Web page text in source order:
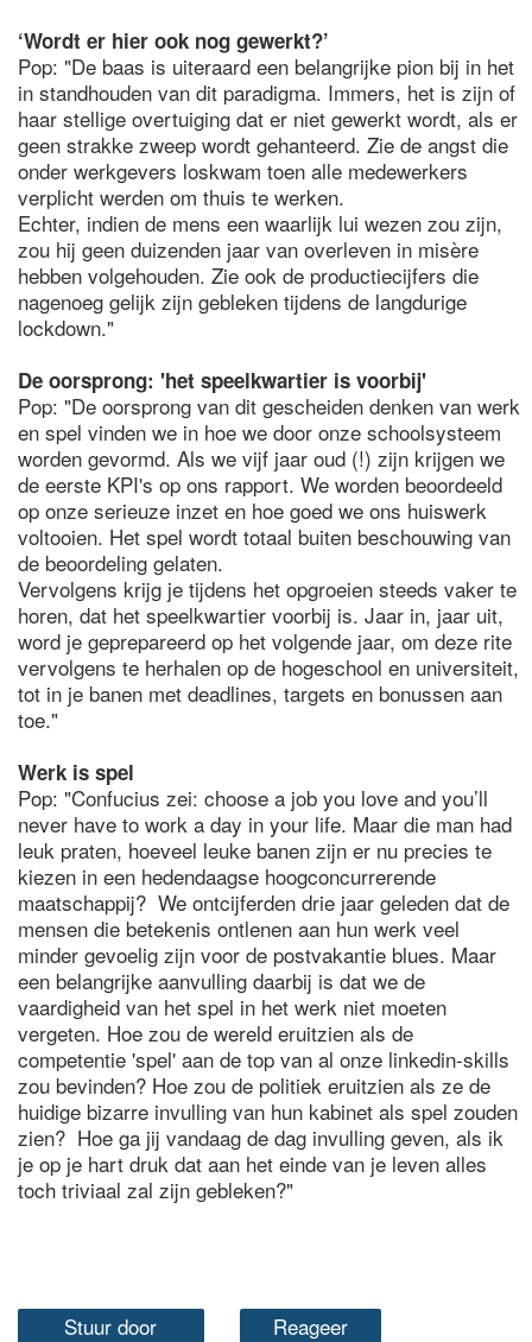
‘Wordt er hier ook nog gewerkt?’
Pop: "De baas is uiteraard een belangrijke pion bij in het
in standhouden van dit paradigma. Immers, het is zijn of
haar stellige overtuiging dat er niet gewerkt wordt, als er
geen strakke zweep wordt gehanteerd. Zie de angst die
onder werkgevers loskwam toen alle medewerkers
verplicht werden om thuis te werken.
Echter, indien de mens een waarlijk lui wezen zou zijn,
zou hij geen duizenden jaar van overleven in misère
hebben volgehouden. Zie ook de productiecijfers die
nagenoeg gelijk zijn gebleken tijdens de langdurige
lockdown."
De oorsprong: 'het speelkwartier is voorbij'
Pop: "De oorsprong van dit gescheiden denken van werk
en spel vinden we in hoe we door onze schoolsysteem
worden gevormd. Als we vijf jaar oud (!) zijn krijgen we
de eerste KPI's op ons rapport. We worden beoordeeld
op onze serieuze inzet en hoe goed we ons huiswerk
voltooien. Het spel wordt totaal buiten beschouwing van
de beoordeling gelaten.
Vervolgens krijg je tijdens het opgroeien steeds vaker te
horen, dat het speelkwartier voorbij is. Jaar in, jaar uit,
word je geprepareerd op het volgende jaar, om deze rite
vervolgens te herhalen op de hogeschool en universiteit,
tot in je banen met deadlines, targets en bonussen aan
toe."
Werk is spel
Pop: "Confucius zei: choose a job you love and you’ll
never have to work a day in your life. Maar die man had
leuk praten, hoeveel leuke banen zijn er nu precies te
kiezen in een hedendaagse hoogconcurrerende
maatschappij? We ontcijferden drie jaar geleden dat de
mensen die betekenis ontlenen aan hun werk veel
minder gevoelig zijn voor de postvakantie blues. Maar
een belangrijke aanvulling daarbij is dat we de
vaardigheid van het spel in het werk niet moeten
vergeten. Hoe zou de wereld eruitzien als de
competentie 'spel' aan de top van al onze linkedin-skills
zou bevinden? Hoe zou de politiek eruitzien als ze de
huidige bizarre invulling van hun kabinet als spel zouden
zien? Hoe ga jij vandaag de dag invulling geven, als ik
je op je hart druk dat aan het einde van je leven alles
toch triviaal zal zijn gebleken?"
Stuur door Reageer